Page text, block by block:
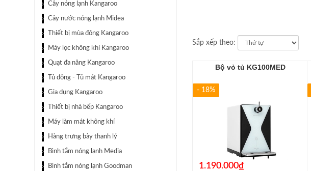
Sắp xếp theo:
Bộ vỏ tủ KG100MED
- 18%
1.190.000₫
Cây nóng lạnh Kangaroo
Cây nước nóng lạnh Midea
Thiết bị mùa đông Kangaroo
Máy lọc không khí Kangaroo
Quạt đa năng Kangaroo
Tủ đông - Tủ mát Kangaroo
Gia dụng Kangaroo
Thiết bị nhà bếp Kangaroo
Máy làm mát không khí
Hàng trưng bày thanh lý
Bình tắm nóng lạnh Media
Bình tắm nóng lạnh Goodman